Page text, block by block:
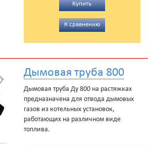
Купить
К сравнению
Дымовая труба 800
Дымовая труба Ду 800 на растяжках
предназначена для отвода дымовых
газов из котельных установок,
работающих на различном виде
топлива.